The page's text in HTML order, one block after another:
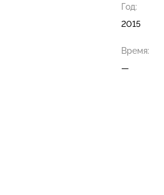
Год:
2015
Время:
—